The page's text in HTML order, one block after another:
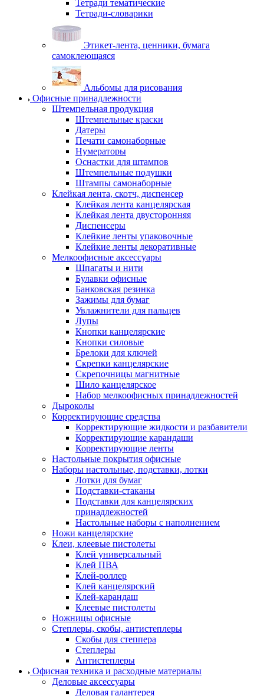
Тетради тематические
Тетради-словарики
Этикет-лента, ценники, бумага
самоклеющаяся
Альбомы для рисования
Офисные принадлежности
Штемпельная продукция
Штемпельные краски
Датеры
Печати самонаборные
Нумераторы
Оснастки для штампов
Штемпельные подушки
Штампы самонаборные
Клейкая лента, скотч, диспенсер
Клейкая лента канцелярская
Клейкая лента двусторонняя
Диспенсеры
Клейкие ленты упаковочные
Клейкие ленты декоративные
Мелкоофисные аксессуары
Шпагаты и нити
Булавки офисные
Банковская резинка
Зажимы для бумаг
Увлажнители для пальцев
Лупы
Кнопки канцелярские
Кнопки силовые
Брелоки для ключей
Скрепки канцелярские
Скрепочницы магнитные
Шило канцелярское
Набор мелкоофисных принадлежностей
Дыроколы
Корректирующие средства
Корректирующие жидкости и разбавители
Корректирующие карандаши
Корректирующие ленты
Настольные покрытия офисные
Наборы настольные, подставки, лотки
Лотки для бумаг
Подставки-стаканы
Подставки для канцелярских
принадлежностей
Настольные наборы с наполнением
Ножи канцелярские
Клеи, клеевые пистолеты
Клей универсальный
Клей ПВА
Клей-роллер
Клей канцелярский
Клей-карандаш
Клеевые пистолеты
Ножницы офисные
Степлеры, скобы, антистеплеры
Скобы для степпера
Степлеры
Антистеплеры
Офисная техника и расходные материалы
Деловые аксессуары
Деловая галантерея